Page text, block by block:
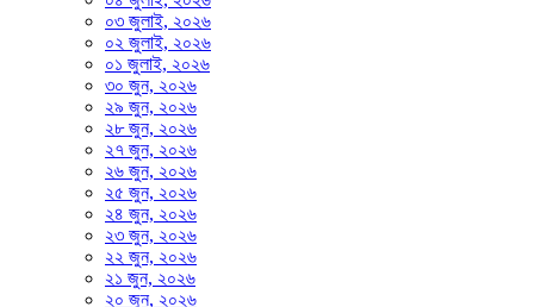
০৩ জুলাই, ২০২৬
০২ জুলাই, ২০২৬
০১ জুলাই, ২০২৬
৩০ জুন, ২০২৬
২৯ জুন, ২০২৬
২৮ জুন, ২০২৬
২৭ জুন, ২০২৬
২৬ জুন, ২০২৬
২৫ জুন, ২০২৬
২৪ জুন, ২০২৬
২৩ জুন, ২০২৬
২২ জুন, ২০২৬
২১ জুন, ২০২৬
২০ জুন, ২০২৬